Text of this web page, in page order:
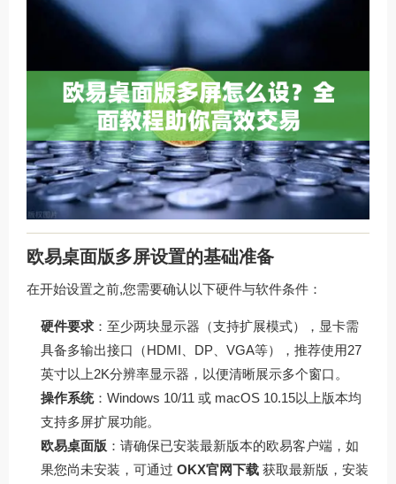
欧易桌面版多屏设置的基础准备
在开始设置之前,您需要确认以下硬件与软件条件：
硬件要求 ：至少两块显示器（支持扩展模式），显卡需
具备多输出接口（HDMI、DP、VGA等），推荐使用27
英寸以上2K分辨率显示器，以便清晰展示多个窗口。
操作系统：Windows 10/11 或 macOS 10.15以上版本均
支持多屏扩展功能。
欧易桌面版 ：请确保已安装最新版本的欧易客户端，如
果您尚未安装，可通过 OKX官网下载 获取最新版，安装